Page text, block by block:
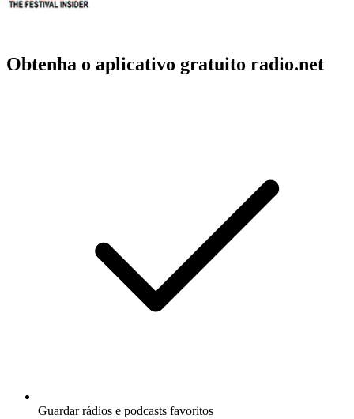
Obtenha o aplicativo gratuito radio.net
Guardar rádios e podcasts favoritos